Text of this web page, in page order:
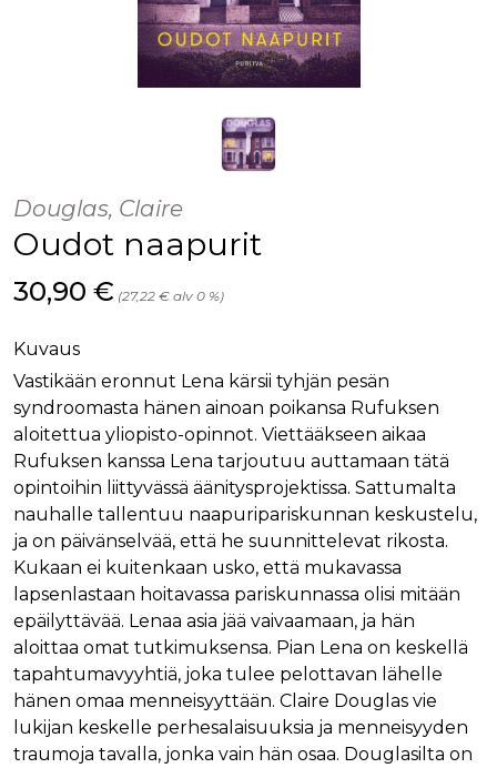
Douglas, Claire
Oudot naapurit
Hinta nyt
30,90 € (27,22 € alv 0 %)
Kuvaus
Vastikään eronnut Lena kärsii tyhjän pesän
syndroomasta hänen ainoan poikansa Rufuksen
aloitettua yliopisto-opinnot. Viettääkseen aikaa
Rufuksen kanssa Lena tarjoutuu auttamaan tätä
opintoihin liittyvässä äänitysprojektissa. Sattumalta
nauhalle tallentuu naapuripariskunnan keskustelu,
ja on päivänselvää, että he suunnittelevat rikosta.
Kukaan ei kuitenkaan usko, että mukavassa
lapsenlastaan hoitavassa pariskunnassa olisi mitään
epäilyttävää. Lenaa asia jää vaivaamaan, ja hän
aloittaa omat tutkimuksensa. Pian Lena on keskellä
tapahtumavyyhtiä, joka tulee pelottavan lähelle
hänen omaa menneisyyttään. Claire Douglas vie
lukijan keskelle perhesalaisuuksia ja menneisyyden
traumoja tavalla, jonka vain hän osaa. Douglasilta on